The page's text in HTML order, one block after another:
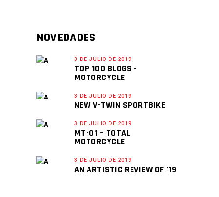
NOVEDADES
3 DE JULIO DE 2019
TOP 100 BLOGS -
MOTORCYCLE
3 DE JULIO DE 2019
NEW V-TWIN SPORTBIKE
3 DE JULIO DE 2019
MT-01 – TOTAL
MOTORCYCLE
3 DE JULIO DE 2019
AN ARTISTIC REVIEW OF ’19